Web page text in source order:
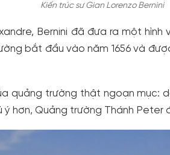
Kiến trúc sư Gian Lorenzo Bernini
Bernini đã đưa ra một hình
bắt đầu vào năm 1656 và
quảng trường thật ngoạn mục:
ý hơn, Quảng trường Thánh